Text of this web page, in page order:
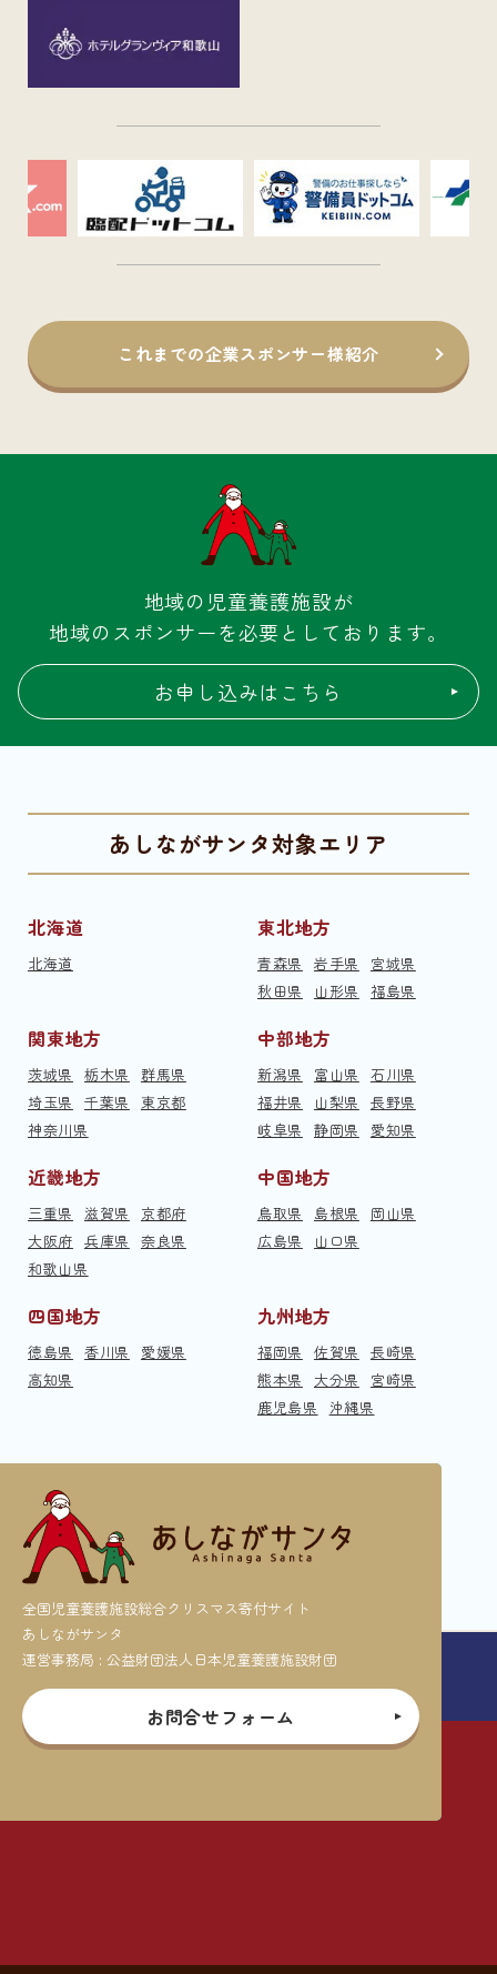
これまでの企業スポンサー様紹介
地域の児童養護施設が
地域のスポンサーを必要としております。
お申し込みはこちら
あしながサンタ対象エリア
北海道
北海道
東北地方
青森県 岩手県
宮城県
秋田県
山形県 福島県
関東地方
茨城県 栃木県
群馬県
埼玉県
千葉県
東京都
神奈川県
中部地方
新潟県 富山県
石川県
福井県
山梨県
長野県
岐阜県
静岡県 愛知県
近畿地方
三重県 滋賀県
京都府
大阪府 兵庫県
奈良県
和歌山県
中国地方
鳥取県 島根県
岡山県
広島県
山口県
四国地方
徳島県 香川県
愛媛県
高知県
九州地方
福岡県 佐賀県
長崎県
熊本県
大分県
宮崎県
鹿児島県
沖縄県
全国児童養護施設総合クリスマス寄付サイト
あしながサンタ
運営事務局 : 公益財団法人日本児童養護施設財団
お問合せフォーム